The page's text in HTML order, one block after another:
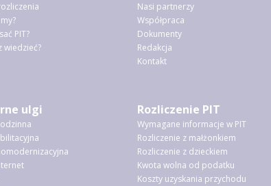
PIT?
wiedzieć?
Nasi partnerzy
Współpraca
Dokumenty
Redakcja
Kontakt
ulgi Rozliczenie PIT
Wymagane informacje w PIT
Rozliczenie z małżonkiem
Rozliczenie z dzieckiem
Kwota wolna od podatku
Koszty uzyskania przychodu